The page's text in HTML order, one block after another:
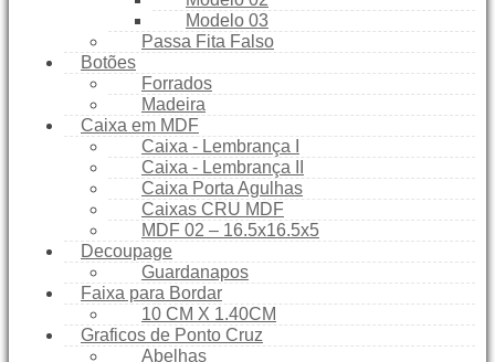
Modelo 03
Passa Fita Falso
Botões
Forrados
Madeira
Caixa em MDF
Caixa - Lembrança I
Caixa - Lembrança II
Caixa Porta Agulhas
Caixas CRU MDF
MDF 02 – 16.5x16.5x5
Decoupage
Guardanapos
Faixa para Bordar
10 CM X 1.40CM
Graficos de Ponto Cruz
Abelhas